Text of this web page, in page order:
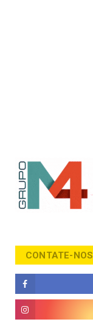
CONTATE-NOS